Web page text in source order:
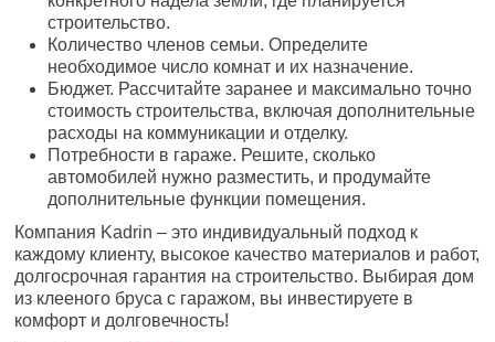
строительство.
Количество членов семьи. Определите
необходимое число комнат и их назначение.
Бюджет. Рассчитайте заранее и максимально точно
стоимость строительства, включая дополнительные
расходы на коммуникации и отделку.
Потребности в гараже. Решите, сколько
автомобилей нужно разместить, и продумайте
дополнительные функции помещения.
Компания Kadrin – это индивидуальный подход к
каждому клиенту, высокое качество материалов и работ,
долгосрочная гарантия на строительство. Выбирая дом
из клееного бруса с гаражом, вы инвестируете в
комфорт и долговечность!